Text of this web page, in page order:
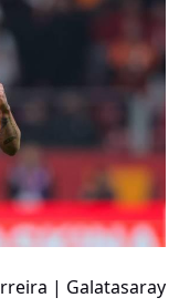
| Galatasaray